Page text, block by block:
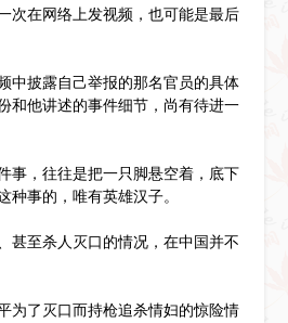
次在网络上发视频，也可能是最后
中披露自己举报的那名官员的具体
和他讲述的事件细节，尚有待进一
事，往往是把一只脚悬空着，底下
种事的，唯有英雄汉子。
甚至杀人灭口的情况，在中国并不
为了灭口而持枪追杀情妇的惊险情